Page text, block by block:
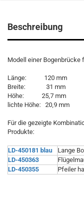
Beschreibung
Modell einer
Länge: 120 mm
Breite: 31 mm
Höhe: 25,7 mm
lichte Höhe: 20,9 mm
Für die gezeigte
Produkte:
LD-450181 blau Lange
LD-450363
LD-450355
Pfeiler